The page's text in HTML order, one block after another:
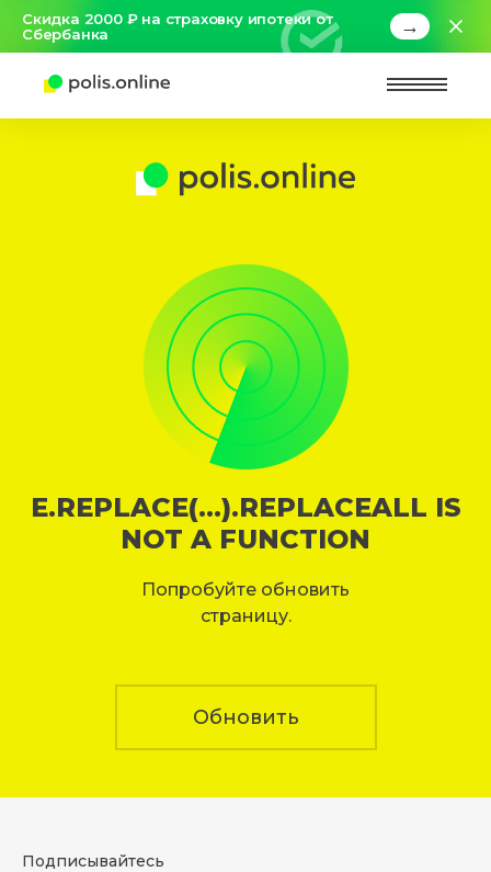
Скидка 2000 ₽ на страховку ипотеки от
Сбербанка
→
E.REPLACE(...).REPLACEALL IS
NOT A FUNCTION
Попробуйте обновить
страницу.
Обновить
Подписывайтесь